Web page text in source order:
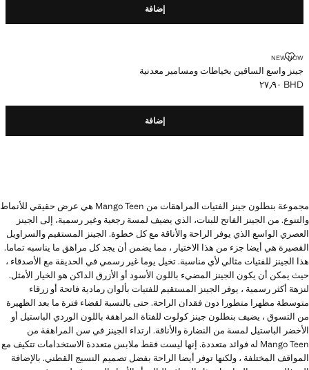
إضافة
NEW NOW
جينز واسع الساقين بخياطات ومسامير معدنية
جينز واسع الساقين بخياطات ومسامير معدنية
السعر الحالي [BHD ٢٧٫٩٠ ]
BHD ٢٧٫٩٠
إضافة
مجموعة بنطلون جينز الفتيات المراهقات من Mango Teen هي عرض حقيقي للأنماط
والتنوع. من الجينز الفاتح للبنات، الذي يضيف لمسة رجعية وغير رسمية، إلى الجينز
العصري الواسع الذي يوفر الراحة والأناقة مع كل خطوة. الجينز المستقيم والسراويل
القصيرة هي أيضا جزء من هذا الاختيار ، مما يضمن أن يجد كل مراهق ما يناسبه تماما.
هذا الجينز للفتيات مثالي لأي مناسبة. تخيل يوما غير رسمي في الحديقة مع الأصدقاء ،
حيث يمكن أن يكون الجينز المضيء باللون الأسود أو الأزرق الداكن هو الخيار الأمثل.
لنزهة أكثر رسمية ، يوفر الجينز المستقيم للفتيات بألوان رمادية فاتحة أو زرقاء
متوسطة مظهرا متطورا دون فقدان الراحة. حتى بالنسبة لقضاء فترة ما بعد الظهيرة
من التسوق ، يضيف بنطلون جينز كولوت للفتاة المراهقة باللون الوردي الباستيل أو
الأخضر الباستيل لمسة من النضارة والأناقة. ارتداء الجينز في سن المراهقة من
Mango Teen له فوائد متعددة. إنها ليست فقط ملابس متعددة الاستخدامات تتكيف مع
المواقف المختلفة ، ولكنها توفر أيضا الراحة بفضل تصميم النسيج القطني. بالإضافة